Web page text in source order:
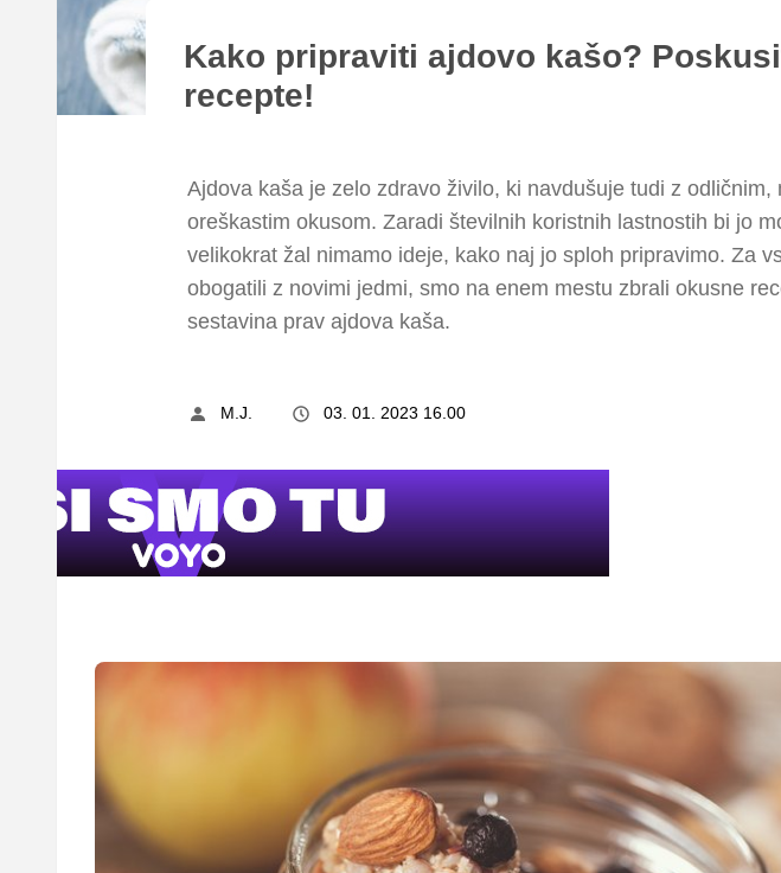
Kako pripraviti ajdovo kašo?
recepte!
Ajdova kaša je zelo zdravo živilo, ki navdušuje tudi z odličnim,
oreškastim okusom. Zaradi številnih koristnih lastnostih bi jo
velikokrat žal nimamo ideje, kako naj jo sploh pripravimo. Za
obogatili z novimi jedmi, smo na enem mestu zbrali okusne
sestavina prav ajdova kaša.
M.J. 03. 01. 2023 16.00